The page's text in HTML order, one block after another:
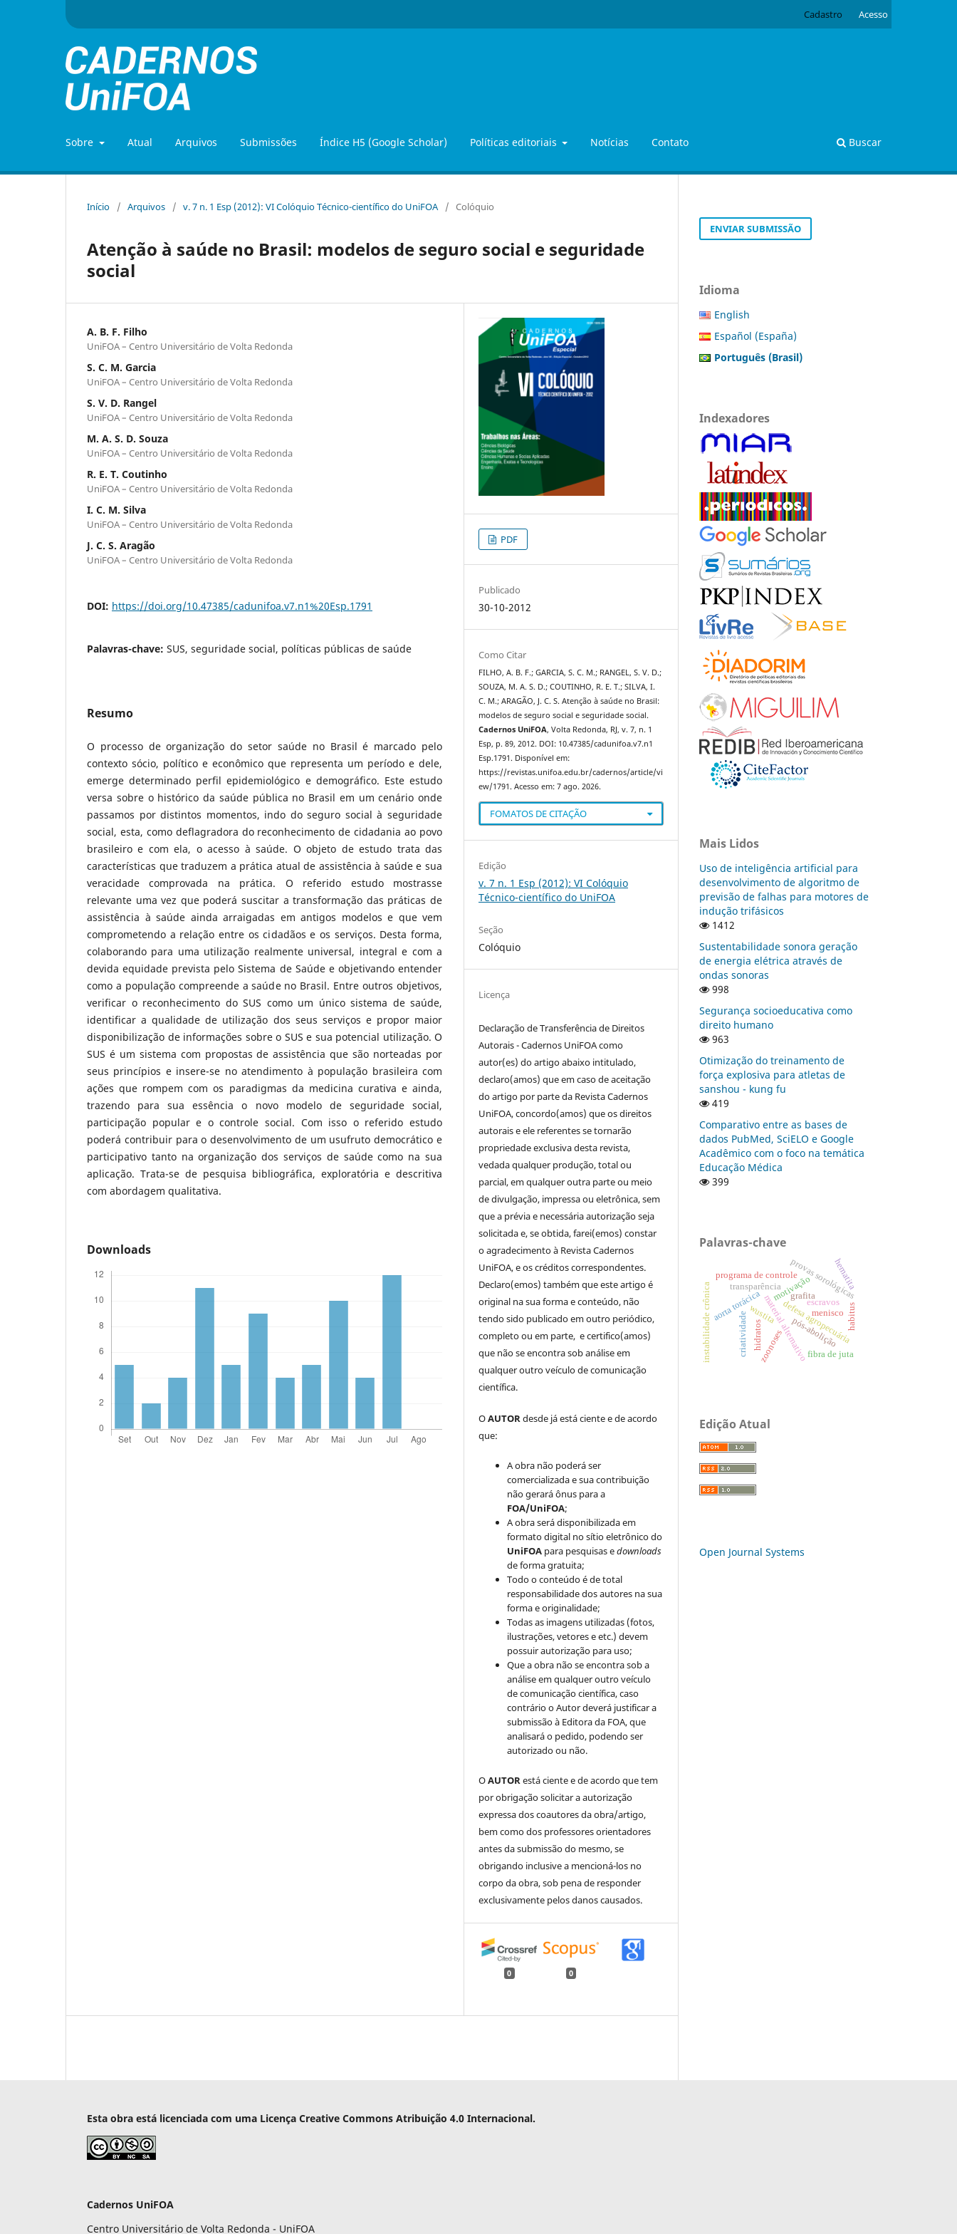
Sobre Atual Arquivos Submissões Índice H5 (Google Scholar) Políticas editoriais Notícias Contato Buscar
Cadastro Acesso
Início / Arquivos / v. 7 n. 1 Esp (2012): VI Colóquio Técnico-científico do UniFOA / Colóquio
Atenção à saúde no Brasil: modelos de seguro social e seguridade
social
A. B. F. Filho
UniFOA – Centro Universitário de Volta Redonda
S. C. M. Garcia
UniFOA – Centro Universitário de Volta Redonda
S. V. D. Rangel
UniFOA – Centro Universitário de Volta Redonda
M. A. S. D. Souza
UniFOA – Centro Universitário de Volta Redonda
R. E. T. Coutinho
UniFOA – Centro Universitário de Volta Redonda
I. C. M. Silva
UniFOA – Centro Universitário de Volta Redonda
J. C. S. Aragão
UniFOA – Centro Universitário de Volta Redonda
DOI: https://doi.org/10.47385/cadunifoa.v7.n1%20Esp.1791
Palavras-chave: SUS, seguridade social, políticas públicas de saúde
Resumo
O processo de organização do setor saúde no Brasil é marcado pelo
contexto sócio, político e econômico que representa um período e dele,
emerge determinado perfil epidemiológico e demográfico. Este estudo
versa sobre o histórico da saúde pública no Brasil em um cenário onde
passamos por distintos momentos, indo do seguro social à seguridade
social, esta, como deflagradora do reconhecimento de cidadania ao povo
brasileiro e com ela, o acesso à saúde. O objeto de estudo trata das
características que traduzem a prática atual de assistência à saúde e sua
veracidade comprovada na prática. O referido estudo mostrasse
relevante uma vez que poderá suscitar a transformação das práticas de
assistência à saúde ainda arraigadas em antigos modelos e que vem
comprometendo a relação entre os cidadãos e os serviços. Desta forma,
colaborando para uma utilização realmente universal, integral e com a
devida equidade prevista pelo Sistema de Saúde e objetivando entender
como a população compreende a saúde no Brasil. Entre outros objetivos,
verificar o reconhecimento do SUS como um único sistema de saúde,
identificar a qualidade de utilização dos seus serviços e propor maior
disponibilização de informações sobre o SUS e sua potencial utilização. O
SUS é um sistema com propostas de assistência que são norteadas por
seus princípios e insere-se no atendimento à população brasileira com
ações que rompem com os paradigmas da medicina curativa e ainda,
trazendo para sua essência o novo modelo de seguridade social,
participação popular e o controle social. Com isso o referido estudo
poderá contribuir para o desenvolvimento de um usufruto democrático e
participativo tanto na organização dos serviços de saúde como na sua
aplicação. Trata-se de pesquisa bibliográfica, exploratória e descritiva
com abordagem qualitativa.
Downloads
PDF
Publicado
30-10-2012
Como Citar
FILHO, A. B. F.; GARCIA, S. C. M.; RANGEL, S. V. D.;
SOUZA, M. A. S. D.; COUTINHO, R. E. T.; SILVA, I.
C. M.; ARAGÃO, J. C. S. Atenção à saúde no Brasil:
modelos de seguro social e seguridade social.
Cadernos UniFOA, Volta Redonda, RJ, v. 7, n. 1
Esp, p. 89, 2012. DOI: 10.47385/cadunifoa.v7.n1
Esp.1791. Disponível em:
https://revistas.unifoa.edu.br/cadernos/article/vi
ew/1791. Acesso em: 7 ago. 2026.
FOMATOS DE CITAÇÃO
Edição
v. 7 n. 1 Esp (2012): VI Colóquio
Técnico-científico do UniFOA
Seção
Colóquio
Licença
Declaração de Transferência de Direitos
Autorais - Cadernos UniFOA como
autor(es) do artigo abaixo intitulado,
declaro(amos) que em caso de aceitação
do artigo por parte da Revista Cadernos
UniFOA, concordo(amos) que os direitos
autorais e ele referentes se tornarão
propriedade exclusiva desta revista,
vedada qualquer produção, total ou
parcial, em qualquer outra parte ou meio
de divulgação, impressa ou eletrônica, sem
que a prévia e necessária autorização seja
solicitada e, se obtida, farei(emos) constar
o agradecimento à Revista Cadernos
UniFOA, e os créditos correspondentes.
Declaro(emos) também que este artigo é
original na sua forma e conteúdo, não
tendo sido publicado em outro periódico,
completo ou em parte, e certifico(amos)
que não se encontra sob análise em
qualquer outro veículo de comunicação
científica.
OAUTORdesde já está ciente e de acordo
que:
A obra não poderá ser
comercializada e sua contribuição
não gerará ônus para a
FOA/UniFOA;
A obra será disponibilizada em
formato digital no sítio eletrônico do
UniFOA para pesquisas edownloads
de forma gratuita;
Todo o conteúdo é de total
responsabilidade dos autores na sua
forma e originalidade;
Todas as imagens utilizadas (fotos,
ilustrações, vetores e etc.) devem
possuir autorização para uso;
Que a obra não se encontra sob a
análise em qualquer outro veículo
de comunicação científica, caso
contrário o Autor deverá justificar a
submissão à Editora da FOA, que
analisará o pedido, podendo ser
autorizado ou não.
OAUTORestá ciente e de acordo que tem
por obrigação solicitar a autorização
expressa dos coautores da obra/artigo,
bem como dos professores orientadores
antes da submissão do mesmo, se
obrigando inclusive a mencioná-los no
corpo da obra, sob pena de responder
exclusivamente pelos danos causados.
0 0
ENVIAR SUBMISSÃO
Idioma
English
Español (España)
Português (Brasil)
Indexadores
Mais Lidos
Uso de inteligência artificial para
desenvolvimento de algoritmo de
previsão de falhas para motores de
indução trifásicos
1412
Sustentabilidade sonora geração
de energia elétrica através de
ondas sonoras
998
Segurança socioeducativa como
direito humano
963
Otimização do treinamento de
força explosiva para atletas de
sanshou - kung fu
419
Comparativo entre as bases de
dados PubMed, SciELO e Google
Acadêmico com o foco na temática
Educação Médica
399
Palavras-chave
transparência
aorta torácica
criatividade material alternativo
motivação
zoonoses
defesa agropecuária
programa de controleprovas sorológicas
wustita
instabilidade crônica menisco
escravos
pós-abolição
fibra de juta
hematita
grafita
hidratos
habitus
Edição Atual
Open Journal Systems
Esta obra está licenciada com uma Licença Creative Commons Atribuição 4.0 Internacional.
Cadernos UniFOA
Centro Universitário de Volta Redonda - UniFOA